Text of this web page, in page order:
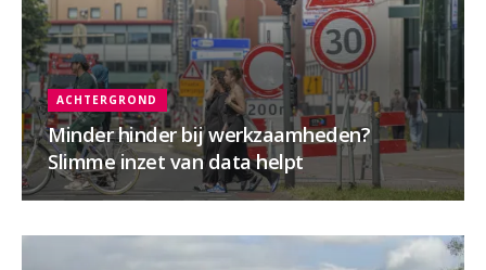
Minder hinder bij werkzaamheden?
Slimme inzet van data helpt
ACHTERGROND